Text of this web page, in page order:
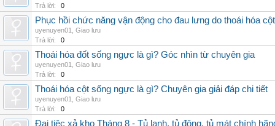
Trả lời:
0
Phục hồi chức năng vận động cho đau lưng do thoái hóa
uyenuyen01
Giao lưu
Trả lời:
0
Thoái hóa đốt sống ngực là gì? Góc nhìn từ chuyên gia
uyenuyen01
Giao lưu
Trả lời:
0
Thoái hóa cột sống ngực là gì? Chuyên gia giải đáp chi tiết
uyenuyen01
Giao lưu
Trả lời:
0
Đại tiệc xả kho Tháng 8 - Tủ lạnh, tủ đông, tủ mát chính